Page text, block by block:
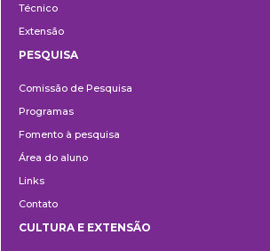
Técnico
Extensão
PESQUISA
Comissão de Pesquisa
Programas
Fomento à pesquisa
Área do aluno
Links
Contato
CULTURA E EXTENSÃO